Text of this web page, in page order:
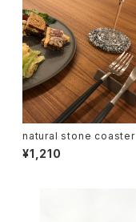
natural stone coaster
¥1,210